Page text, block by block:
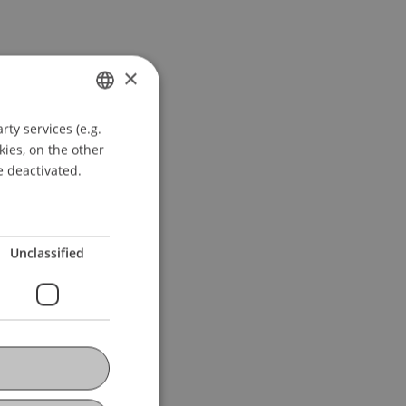
Fachtagungen,
GERMAN
ENGLISH
×
services (e.g.
on the other
deactivated.
Unclassified